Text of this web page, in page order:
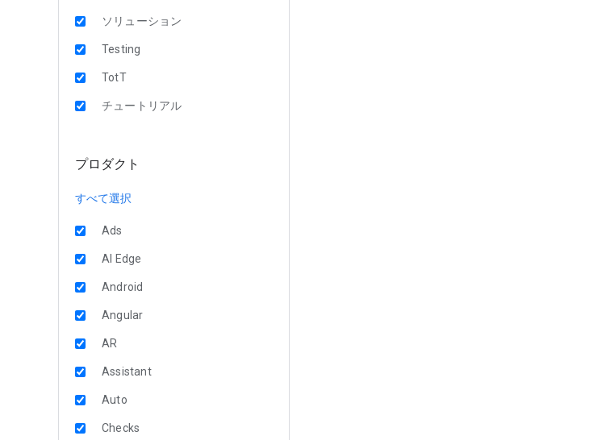
ソリューション
Testing
TotT
チュートリアル
プロダクト
すべて選択
Ads
AI Edge
Android
Angular
AR
Assistant
Auto
Checks